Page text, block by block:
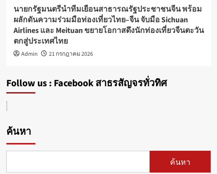
นายกรัฐมนตรีนำทีมเยือนสาธารณรัฐประชาชนจีน พร้อม
ผลักดันความร่วมมือท่องเที่ยวไทย–จีน จับมือ Sichuan
Airlines และ Meituan ขยายโอกาสดึงนักท่องเที่ยวจีนตะวัน
ตกสู่ประเทศไทย
Admin 21 กรกฎาคม 2026
Follow us : Facebook สาธรสัญจรทั่วทิศ
ค้นหา
ค้นหา